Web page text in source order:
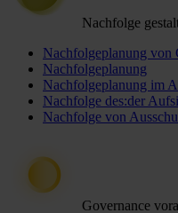
Nachfolge
Nachfolgeplanung von
Nachfolgeplanung
Nachfolgeplanung im
Nachfolge des:der
Nachfolge von
Governance